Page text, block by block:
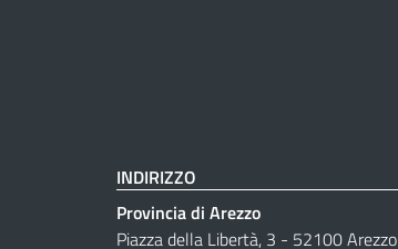
INDIRIZZO
Provincia di Arezzo
Piazza della Libertà, 3 - 52100 Arezzo